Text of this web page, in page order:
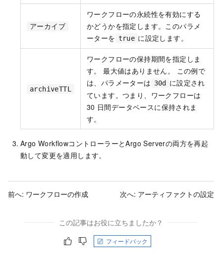
アーカイブ
ワークフローの永続性を有効にする
かどうかを指定します。このパラメ
ーターを true に設定します。
archiveTTL
ワークフローの保持期間を指定しま
す。 最大値はありません。 この例で
は、パラメーターは 30d
に設定され
ています。つまり、ワークフローは
30 日間データベースに保持されま
す。
Argo WorkflowコントローラーとArgo Serverの両方を再起
動して変更を適用します。
前へ: ワークフローの作成 次へ: アーティファクトの設定
この記事はお役に立ちましたか？
フィードバック